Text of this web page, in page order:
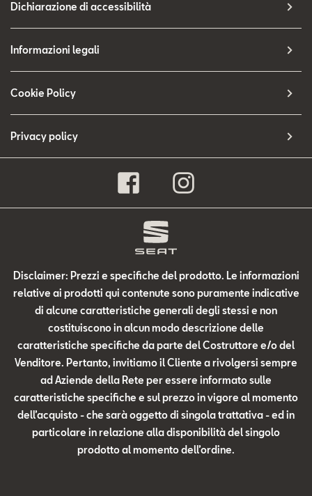
Dichiarazione di accessibilità
Informazioni legali
Cookie Policy
Privacy policy
Disclaimer: Prezzi e specifiche del prodotto. Le informazioni
relative ai prodotti qui contenute sono puramente indicative
di alcune caratteristiche generali degli stessi e non
costituiscono in alcun modo descrizione delle
caratteristiche specifiche da parte del Costruttore e/o del
Venditore. Pertanto, invitiamo il Cliente a rivolgersi sempre
ad Aziende della Rete per essere informato sulle
caratteristiche specifiche e sul prezzo in vigore al momento
dell’acquisto - che sarà oggetto di singola trattativa - ed in
particolare in relazione alla disponibilità del singolo
prodotto al momento dell’ordine.